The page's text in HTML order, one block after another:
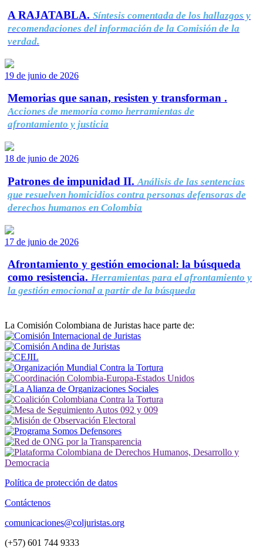
A RAJATABLA. Síntesis comentada de los hallazgos y
recomendaciones del información de la Comisión de la
verdad.
19 de junio de 2026
Memorias que sanan, resisten y transforman .
Acciones de memoria como herramientas de
afrontamiento y justicia
18 de junio de 2026
Patrones de impunidad II. Análisis de las sentencias
que resuelven homicidios contra personas defensoras de
derechos humanos en Colombia
17 de junio de 2026
Afrontamiento y gestión emocional: la búsqueda
como resistencia. Herramientas para el afrontamiento y
la gestión emocional a partir de la búsqueda
La Comisión Colombiana de Juristas hace parte de:
Política de protección de datos
Contáctenos
comunicaciones@coljuristas.org
(+57) 601 744 9333